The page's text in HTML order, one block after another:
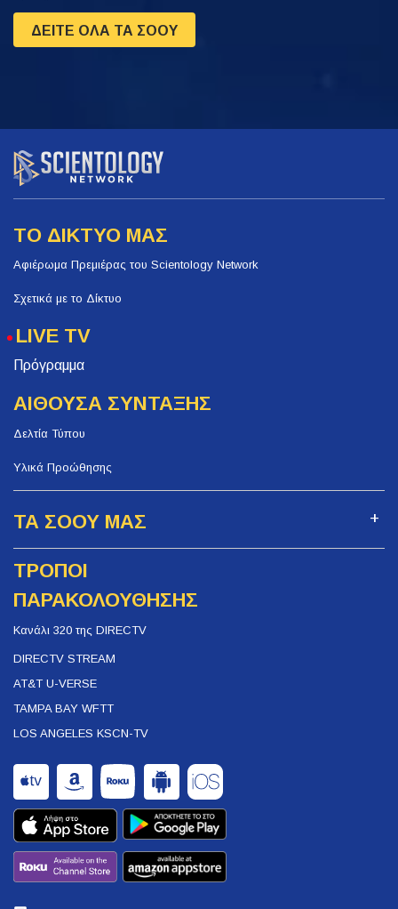
ΔΕΙΤΕ ΟΛΑ ΤΑ ΣΟΟΥ
ΤΟ ΔΙΚΤΥΟ ΜΑΣ
Αφιέρωμα Πρεμιέρας του Scientology Network
Σχετικά με το Δίκτυο
LIVE TV
Πρόγραμμα
ΑΙΘΟΥΣΑ ΣΥΝΤΑΞΗΣ
Δελτία Τύπου
Υλικά Προώθησης
ΤΑ ΣΟΟΥ ΜΑΣ
ΤΡΟΠΟΙ
ΠΑΡΑΚΟΛΟΥΘΗΣΗΣ
Κανάλι 320 της DIRECTV
DIRECTV STREAM
AT&T U-VERSE
TAMPA BAY WFTT
LOS ANGELES KSCN-TV